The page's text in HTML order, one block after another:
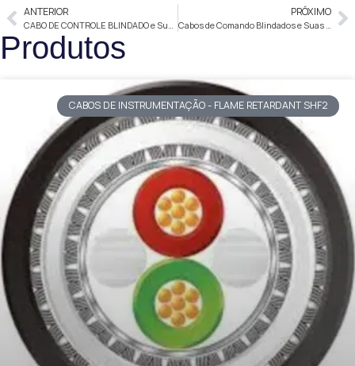
ANTERIOR
CABO DE CONTROLE BLINDADO e Suas Aplicações
PRÓXIMO
Cabos de Comando Blindados e Suas Aplicações
Produtos
CABOS DE INSTRUMENTAÇÃO - FLAME RETARDANT SHF2